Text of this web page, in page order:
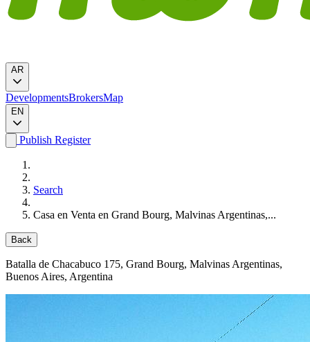
AR
DevelopmentsBrokersMap
EN
Publish Register
Search
Casa en Venta en Grand Bourg, Malvinas Argentinas,...
Back
Batalla de Chacabuco 175, Grand Bourg, Malvinas Argentinas,
Buenos Aires, Argentina